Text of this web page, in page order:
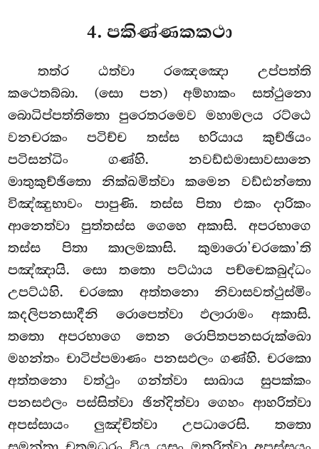
4. පකිණ්ණකකථා
තත්ර ඨත්වා රඤෙඤො උප්පත්ති
කථෙතබ්බා. (සො පන) අම්හාකං සත්ථුනො
බොධිප්පත්තිතො පුරෙතරමෙව මහාමලය රට්ඨෙ
වනචරකං පටිච්ච තස්ස භරියාය කුච්ඡියං
පටිසන්ධිං ගණ්හි. නවඩ්ඪමාසාවසානෙ
මාතුකුච්ඡිතො නික්ඛමිත්වා කමෙන වඩ්ඪන්තො
විඤ්ඤුභාවං පාපුණි. තස්ස පිතා එකං දාරිකං
ආනෙත්වා පුත්තස්ස ගෙහෙ අකාසි. අපරභාගෙ
තස්ස පිතා කාලමකාසි. කුමාරො’චරකො’ති
පඤ්ඤායි. සො තතො පට්ඨාය පච්චෙකබුද්ධං
උපට්ඨහි. චරකො අත්තනො නිවාසවත්ථුස්මිං
කදලිපනසාදීනි රොපෙත්වා ඵලාරාමං අකාසි.
තතො අපරභාගෙ තෙන රොපිතපනසරුක්ඛො
මහන්තං චාටිප්පමාණං පනසඵලං ගණ්හි. චරකො
අත්තනො වත්ථුං ගන්ත්වා සාඛාය සුපක්කං
පනසඵලං පස්සිත්වා ඡින්දිත්වා ගෙහං ආහරිත්වා
අපස්සායං ලුඤ්චිත්වා උපධාරෙසි. තතො